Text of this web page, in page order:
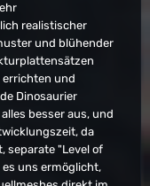
realistischer
und blühender
errichten und
Dinosaurier
besser aus, und
da
separate "Level of
es uns ermöglicht,